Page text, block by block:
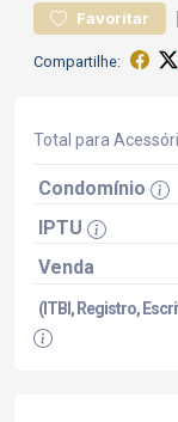
Favoritar
Compartilhe:
Total para
Condomínio
IPTU
Venda
(ITBI, Registro,